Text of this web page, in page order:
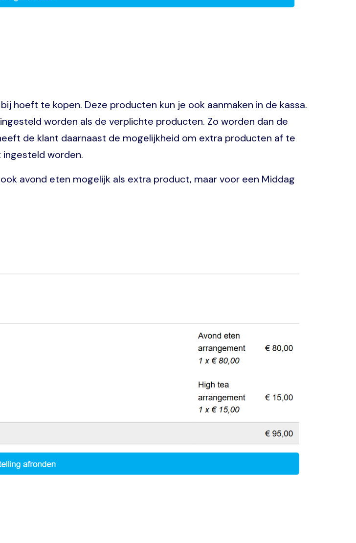
hoeft te kopen. Deze producten kun je ook aanmaken in de kassa.
worden als de verplichte producten. Zo worden dan de
de klant daarnaast de mogelijkheid om extra producten af te
worden.
avond eten mogelijk als extra product, maar voor een Middag